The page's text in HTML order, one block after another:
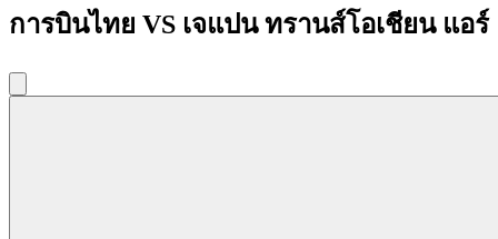
การบินไทย VS เจแปน ทรานส์โอเชียน แอร์